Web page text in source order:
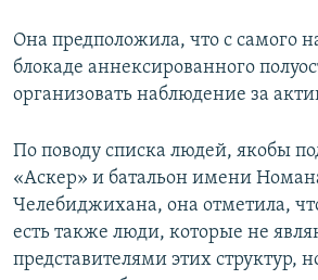
Она предположила, что с самого
блокаде аннексированного
организовать наблюдение за
По поводу списка людей, якобы
«Аскер» и батальон имени
Челебиджихана, она отметила,
есть также люди, которые не
представителями этих структур,